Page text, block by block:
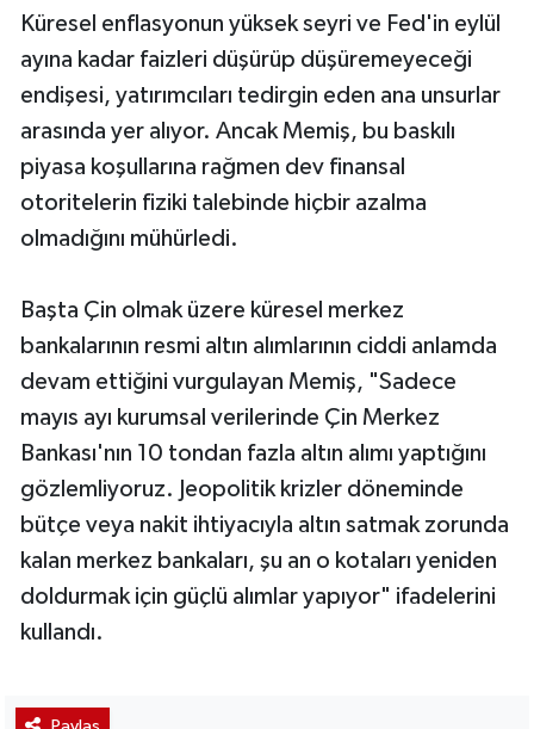
Küresel enflasyonun yüksek seyri ve Fed'in eylül
ayına kadar faizleri düşürüp düşüremeyeceği
endişesi, yatırımcıları tedirgin eden ana unsurlar
arasında yer alıyor. Ancak Memiş, bu baskılı
piyasa koşullarına rağmen dev finansal
otoritelerin fiziki talebinde hiçbir azalma
olmadığını mühürledi.
Başta Çin olmak üzere küresel merkez
bankalarının resmi altın alımlarının ciddi anlamda
devam ettiğini vurgulayan Memiş, "Sadece
mayıs ayı kurumsal verilerinde Çin Merkez
Bankası'nın 10 tondan fazla altın alımı yaptığını
gözlemliyoruz. Jeopolitik krizler döneminde
bütçe veya nakit ihtiyacıyla altın satmak zorunda
kalan merkez bankaları, şu an o kotaları yeniden
doldurmak için güçlü alımlar yapıyor" ifadelerini
kullandı.